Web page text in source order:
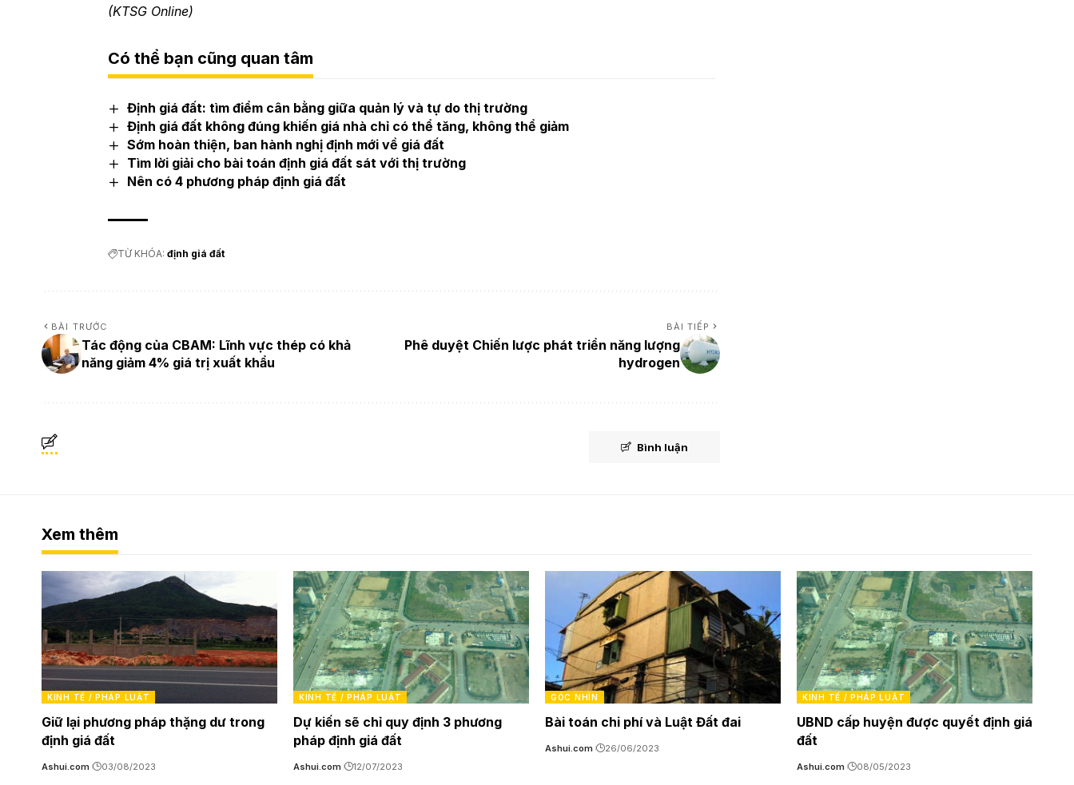
(KTSG Online)
Có thể bạn cũng quan tâm
Định giá đất: tìm điểm cân bằng giữa quản lý và tự do thị trường
Định giá đất không đúng khiến giá nhà chỉ có thể tăng, không thể giảm
Sớm hoàn thiện, ban hành nghị định mới về giá đất
Tìm lời giải cho bài toán định giá đất sát với thị trường
Nên có 4 phương pháp định giá đất
TỪ KHÓA: định giá đất
BÀI TRƯỚC
Tác động của CBAM: Lĩnh vực thép có khả
năng giảm 4% giá trị xuất khẩu
BÀI TIẾP
Phê duyệt Chiến lược phát triển năng lượng
hydrogen
Bình luận
Xem thêm
KINH TẾ / PHÁP LUẬT
Giữ lại phương pháp thặng dư trong
định giá đất
Ashui.com 03/08/2023
KINH TẾ / PHÁP LUẬT
Dự kiến sẽ chỉ quy định 3 phương
pháp định giá đất
Ashui.com 12/07/2023
GÓC NHÌN
Bài toán chi phí và Luật Đất đai
Ashui.com 26/06/2023
KINH TẾ / PHÁP LUẬT
UBND cấp huyện được quyết định giá
đất
Ashui.com 08/05/2023